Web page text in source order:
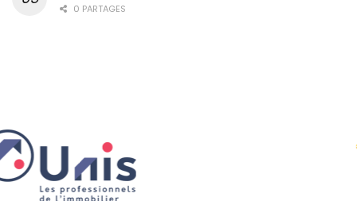
0 PARTAGES